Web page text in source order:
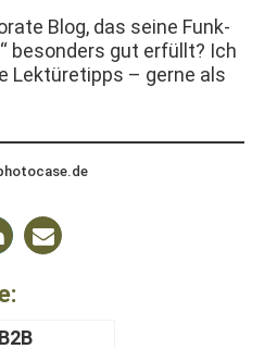
Blog, das seine Funk­
beson­ders gut erfüllt? Ich
Lek­türetipps – gerne als